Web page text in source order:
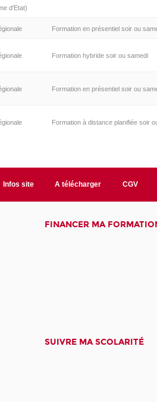
d'Etat)
Formation en présentiel soir ou
Formation hybride soir ou samedi
Formation en présentiel soir ou
Formation à distance planifiée soir
Infos site A télécharger CGV
FINANCER MA
SUIVRE MA SCOLARITÉ